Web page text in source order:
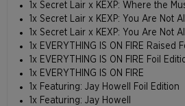
1x Secret Lair x KEXP: Where the
1x Secret Lair x KEXP: You Are Not
1x Secret Lair x KEXP: You Are Not
1x EVERYTHING IS ON FIRE Raised
1x EVERYTHING IS ON FIRE Foil
1x EVERYTHING IS ON FIRE
1x Featuring: Jay Howell Foil Edition
1x Featuring: Jay Howell